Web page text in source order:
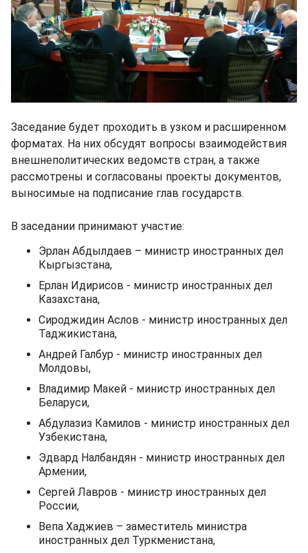
Заседание будет проходить в узком и расширенном
форматах. На них обсудят вопросы взаимодействия
внешнеполитических ведомств стран, а также
рассмотрены и согласованы проекты документов,
выносимые на подписание глав государств.
В заседании принимают участие:
Эрлан Абдылдаев – министр иностранных дел
Кыргызстана,
Ерлан Идирисов - министр иностранных дел
Казахстана,
Сироджидин Аслов - министр иностранных дел
Таджикистана,
Андрей Галбур - министр иностранных дел
Молдовы,
Владимир Макей - министр иностранных дел
Беларуси,
Абдулазиз Камилов - министр иностранных дел
Узбекистана,
Эдвард Налбандян - министр иностранных дел
Армении,
Сергей Лавров - министр иностранных дел
России,
Вепа Хаджиев – заместитель министра
иностранных дел Туркменистана,